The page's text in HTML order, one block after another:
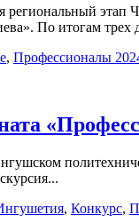
региональный
По итогам трех
, Профессионалы
, Конкурс,